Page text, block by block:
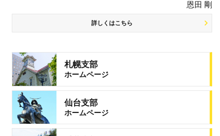
恩田 剛
詳しくはこちら
札幌支部
ホームページ
仙台支部
ホームページ